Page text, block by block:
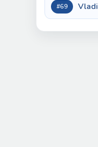
#69